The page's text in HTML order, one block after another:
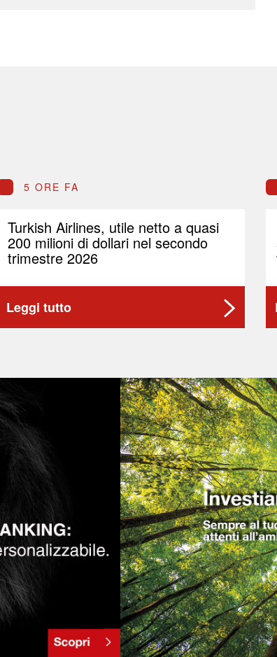
5 ORE FA
Turkish Airlines, utile netto a quasi
200 milioni di dollari nel secondo
trimestre 2026
Leggi tutto